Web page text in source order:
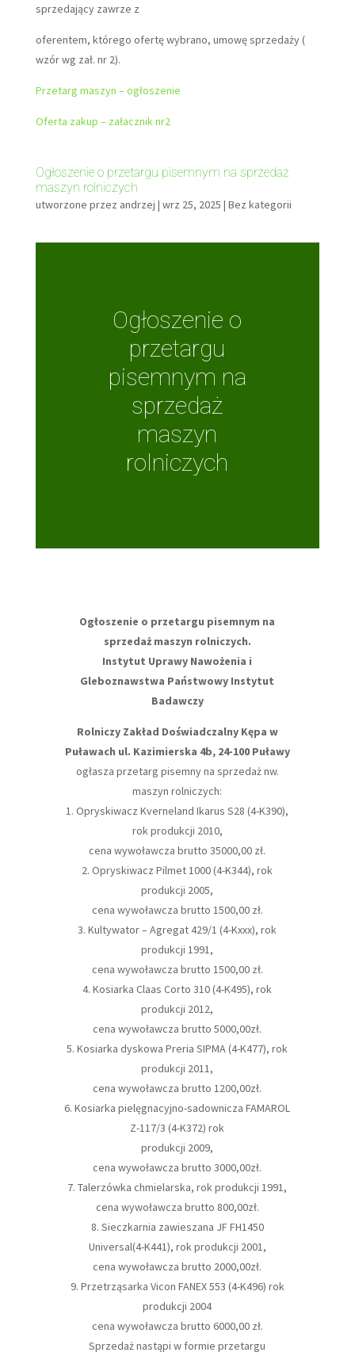
sprzedający zawrze z
oferentem, którego ofertę wybrano, umowę sprzedaży (
wzór wg zał. nr 2).
Przetarg maszyn – ogłoszenie
Oferta zakup – załacznik nr2
Ogłoszenie o przetargu pisemnym na sprzedaż
maszyn rolniczych
utworzone przez andrzej | wrz 25, 2025 | Bez kategorii
Ogłoszenie o
przetargu
pisemnym na
sprzedaż
maszyn
rolniczych
Ogłoszenie o przetargu pisemnym na
sprzedaż maszyn rolniczych.
Instytut Uprawy Nawożenia i
Gleboznawstwa Państwowy Instytut
Badawczy
Rolniczy Zakład Doświadczalny Kępa w
Puławach ul. Kazimierska 4b, 24-100 Puławy
ogłasza przetarg pisemny na sprzedaż nw.
maszyn rolniczych:
1. Opryskiwacz Kverneland Ikarus S28 (4-K390),
rok produkcji 2010,
cena wywoławcza brutto 35000,00 zł.
2. Opryskiwacz Pilmet 1000 (4-K344), rok
produkcji 2005,
cena wywoławcza brutto 1500,00 zł.
3. Kultywator – Agregat 429/1 (4-Kxxx), rok
produkcji 1991,
cena wywoławcza brutto 1500,00 zł.
4. Kosiarka Claas Corto 310 (4-K495), rok
produkcji 2012,
cena wywoławcza brutto 5000,00zł.
5. Kosiarka dyskowa Preria SIPMA (4-K477), rok
produkcji 2011,
cena wywoławcza brutto 1200,00zł.
6. Kosiarka pielęgnacyjno-sadownicza FAMAROL
Z-117/3 (4-K372) rok
produkcji 2009,
cena wywoławcza brutto 3000,00zł.
7. Talerzówka chmielarska, rok produkcji 1991,
cena wywoławcza brutto 800,00zł.
8. Sieczkarnia zawieszana JF FH1450
Universal(4-K441), rok produkcji 2001,
cena wywoławcza brutto 2000,00zł.
9. Przetrząsarka Vicon FANEX 553 (4-K496) rok
produkcji 2004
cena wywoławcza brutto 6000,00 zł.
Sprzedaż nastąpi w formie przetargu